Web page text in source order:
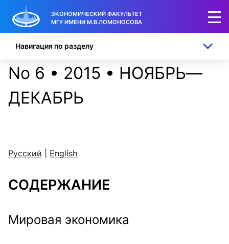
ЭКОНОМИЧЕСКИЙ ФАКУЛЬТЕТ
МГУ ИМЕНИ М.В.ЛОМОНОСОВА
No 6 • 2015 • НОЯБРЬ—
ДЕКАБРЬ
Навигация по разделу
Русский English
СОДЕРЖАНИЕ
Мировая экономика